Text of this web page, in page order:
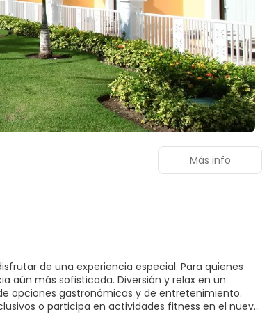
de una experiencia especial. Para quienes
aún más sofisticada. Diversión y relax en un
opciones gastronómicas y de entretenimiento.
o participa en actividades fitness en el nuevo
Más info